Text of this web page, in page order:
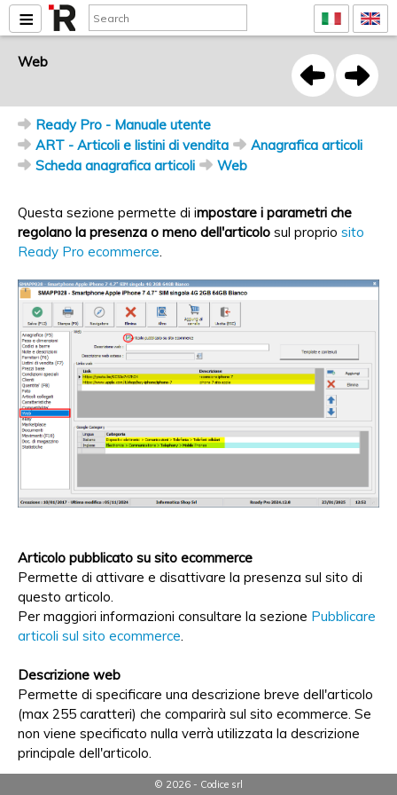
Web
Ready Pro - Manuale utente
ART - Articoli e listini di vendita
Anagrafica articoli
Scheda anagrafica articoli
Web
Questa sezione permette di impostare i parametri che
regolano la presenza o meno dell'articolo sul proprio sito
Ready Pro ecommerce.
Articolo pubblicato su sito ecommerce
Permette di attivare e disattivare la presenza sul sito di
questo articolo.
Per maggiori informazioni consultare la sezione Pubblicare
articoli sul sito ecommerce
Descrizione web
Permette di specificare una descrizione breve dell'articolo
(max 255 caratteri) che comparirà sul sito ecommerce. Se
non viene specificato nulla verrà utilizzata la descrizione
principale dell'articolo.
Descrizione web estesa© 2026 - Codice srl